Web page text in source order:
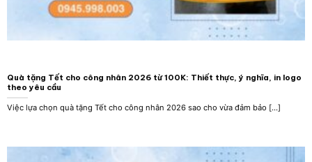
Quà tặng Tết cho công nhân 2026 từ 100K: Thiết thực, ý nghĩa, in logo
theo yêu cầu
Việc lựa chọn quà tặng Tết cho công nhân 2026 sao cho vừa đảm bảo [...]